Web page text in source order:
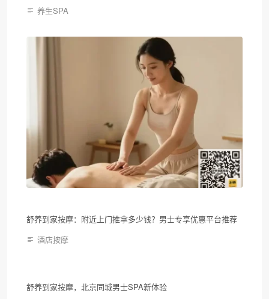
养生SPA
舒养到家按摩：附近上门推拿多少钱？男士专享优惠平台推荐
酒店按摩
舒养到家按摩，北京同城男士SPA新体验